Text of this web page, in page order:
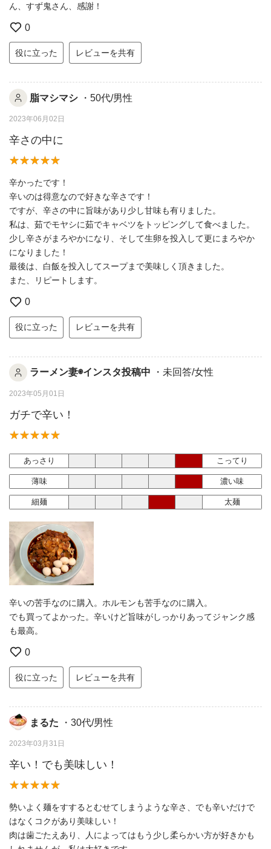
ん、すず鬼さん、感謝！
0
役に立った レビューを共有
脂マシマシ ・50代/男性
2023年06月02日
辛さの中に
辛かったです！
辛いのは得意なので好きな辛さです！
ですが、辛さの中に旨味があり少し甘味も有りました。
私は、茹でモヤシに茹でキャベツをトッピングして食べました。
少し辛さがまろやかになり、そして生卵を投入して更にまろやか
になりました！
最後は、白飯を投入してスープまで美味しく頂きました。
また、リピートします。
0
役に立った レビューを共有
ラーメン妻◉インスタ投稿中 ・未回答/女性
2023年05月01日
ガチで辛い！
あっさり こってり
薄味 濃い味
細麺 太麺
辛いの苦手なのに購入。ホルモンも苦手なのに購入。
でも買ってよかった。辛いけど旨味がしっかりあってジャンク感
も最高。
0
役に立った レビューを共有
まるた ・30代/男性
2023年03月31日
辛い！でも美味しい！
勢いよく麺をすするとむせてしまうような辛さ、でも辛いだけで
はなくコクがあり美味しい！
肉は歯ごたえあり、人によってはもう少し柔らかい方が好きかも